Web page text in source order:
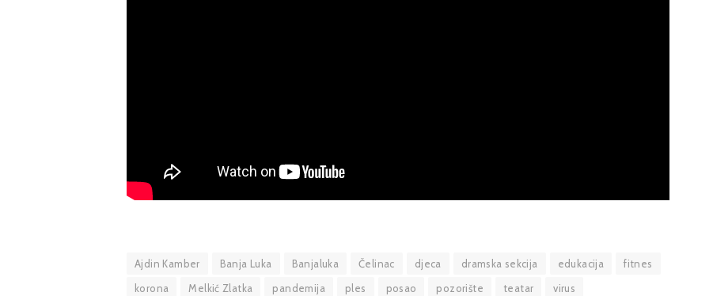
Ajdin Kamber Banja Luka Banjaluka Čelinac djeca dramska sekcija edukacija
fitnes
korona
Melkić Zlatka pandemija ples posao pozorište teatar virus